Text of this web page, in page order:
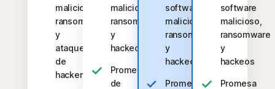
malicioso,
ransomware
y
ataques
de
hackers
malicioso,
ransomware
y
hackeos
Promesa
de
software
malicioso,
ransomware
y
hackeos
Promesa
software
malicioso,
ransomware
y
hackeos
Promesa